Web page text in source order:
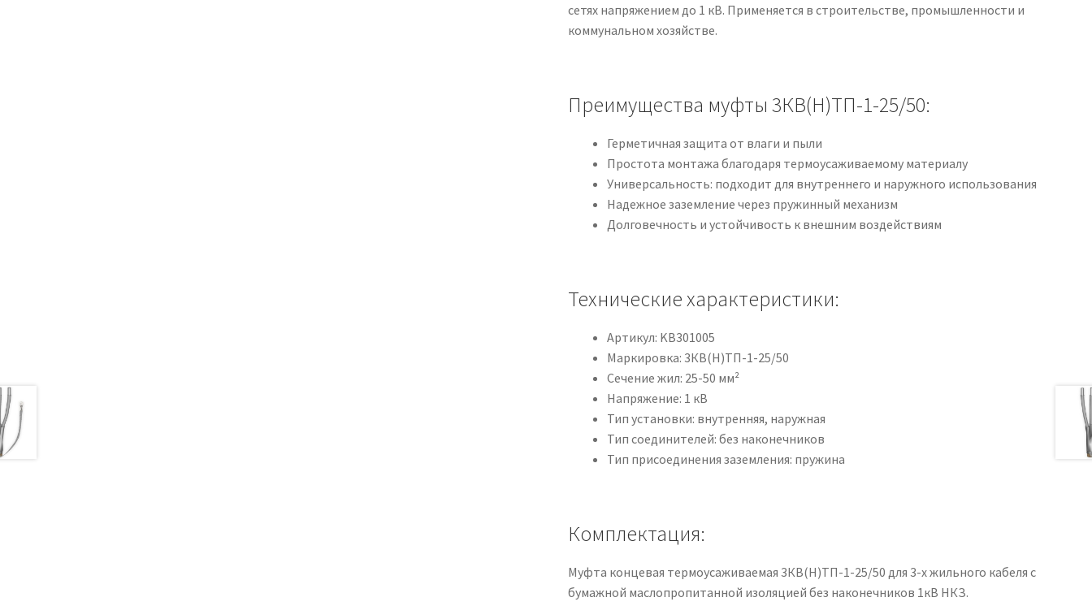
сетях напряжением до 1 кВ. Применяется в строительстве, промышленности и
коммунальном хозяйстве.
Преимущества муфты 3КВ(Н)ТП-1-25/50:
Герметичная защита от влаги и пыли
Простота монтажа благодаря термоусаживаемому материалу
Универсальность: подходит для внутреннего и наружного использования
Надежное заземление через пружинный механизм
Долговечность и устойчивость к внешним воздействиям
Технические характеристики:
Артикул: KB301005
Маркировка: 3КВ(Н)ТП-1-25/50
Сечение жил: 25-50 мм²
Напряжение: 1 кВ
Тип установки: внутренняя, наружная
Тип соединителей: без наконечников
Тип присоединения заземления: пружина
Комплектация:
Муфта концевая термоусаживаемая 3КВ(Н)ТП-1-25/50 для 3-х жильного кабеля с
бумажной маслопропитанной изоляцией без наконечников 1кВ НКЗ.